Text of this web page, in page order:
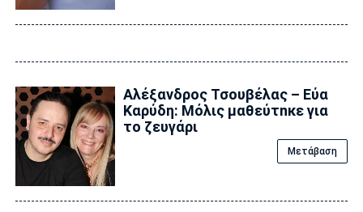
Αλέξανδρος Τσουβέλας – Εύα
Καρύδη: Μόλις μαθεύτnκε για
το ζευγάρι
Μετάβαση